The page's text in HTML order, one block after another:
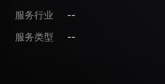
服务行业
--
服务类型
--